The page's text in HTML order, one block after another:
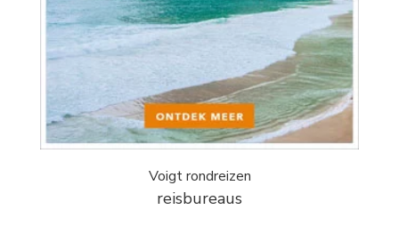
Voigt rondreizen
reisbureaus